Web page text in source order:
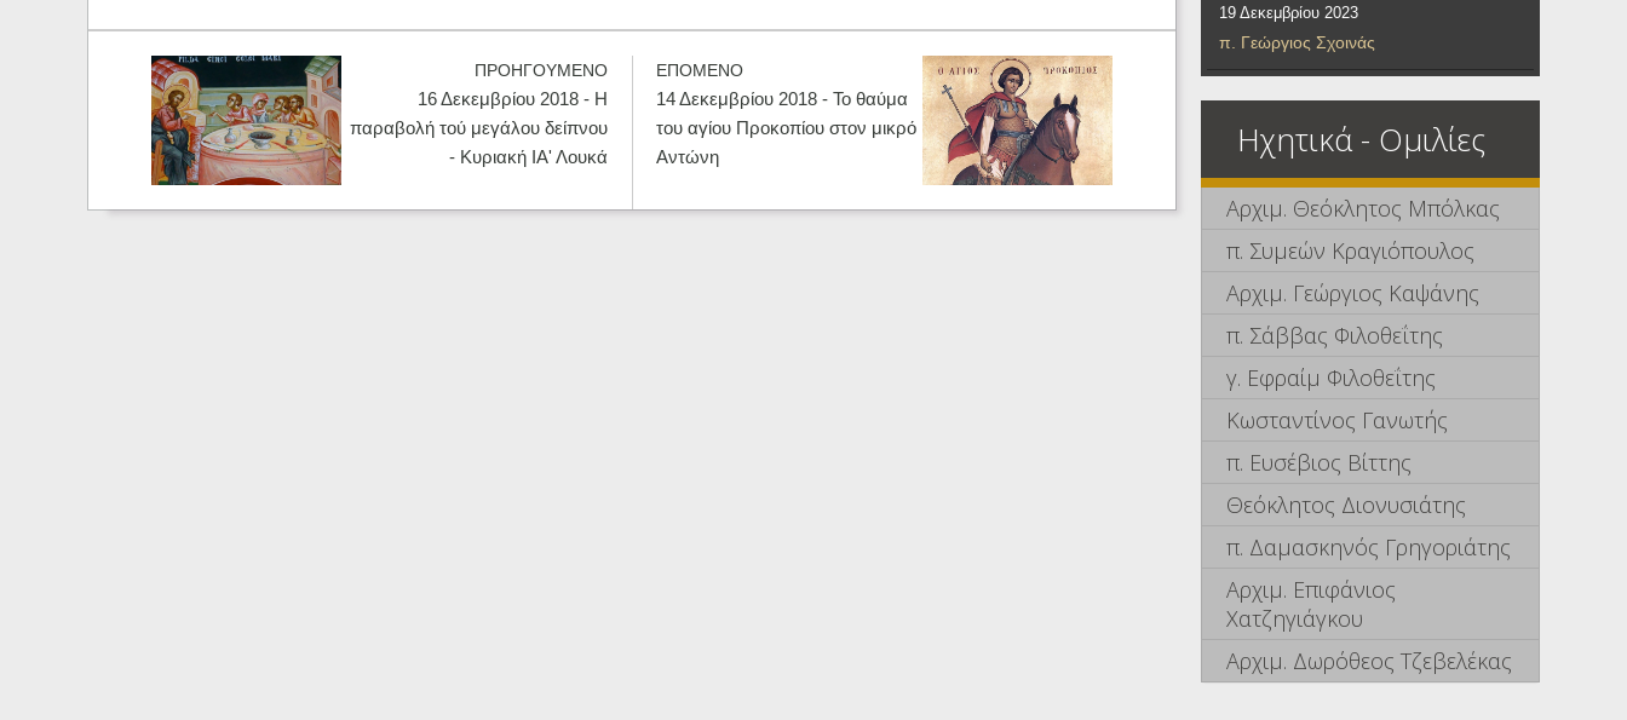
ΠΡΟΗΓΟΥΜΕΝΟ
16 Δεκεμβρίου 2018 - Η
παραβολή τού μεγάλου δείπνου
- Κυριακή ΙΑ' Λουκά
ΕΠΟΜΕΝΟ
14 Δεκεμβρίου 2018 - Το θαύμα
του αγίου Προκοπίου στον μικρό
Αντώνη
19 Δεκεμβρίου 2023
π. Γεώργιος Σχοινάς
Ηχητικά - Ομιλίες
Αρχιμ. Θεόκλητος Μπόλκας
π. Συμεών Κραγιόπουλος
Αρχιμ. Γεώργιος Καψάνης
π. Σάββας Φιλοθεΐτης
γ. Εφραίμ Φιλοθεΐτης
Κωσταντίνος Γανωτής
π. Ευσέβιος Βίττης
Θεόκλητος Διονυσιάτης
π. Δαμασκηνός Γρηγοριάτης
Αρχιμ. Επιφάνιος
Χατζηγιάγκου
Αρχιμ. Δωρόθεος Τζεβελέκας